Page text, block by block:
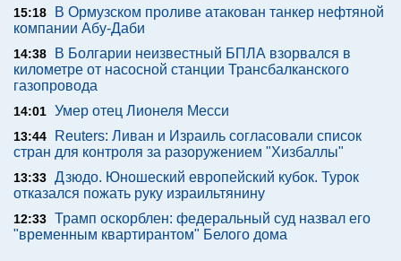
15:18
В Ормузском проливе атакован танкер нефтяной
компании Абу-Даби
14:38
В Болгарии неизвестный БПЛА взорвался в
километре от насосной станции Трансбалканского
газопровода
14:01 Умер отец Лионеля Месси
13:44
Reuters: Ливан и Израиль согласовали список
стран для контроля за разоружением "Хизбаллы"
13:33 Дзюдо. Юношеский европейский кубок. Турок
отказался пожать руку израильтянину
12:33 Трамп оскорблен: федеральный суд назвал его
"временным квартирантом" Белого дома